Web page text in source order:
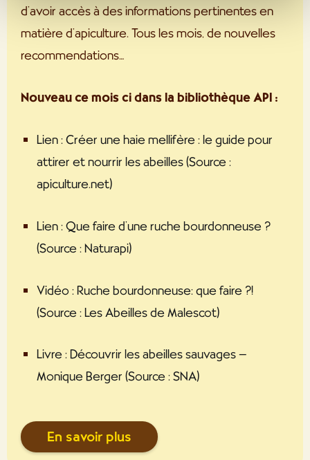
accru que les autorités américaines accèdent à vos
cookies nécessaires", seuls les cookies et mesures
techniquement nécessaires seront exécutés. Vous
celles-ci et vos options de révocation dans notre
détails".
d’avoir accès à des informations pertinentes en
matière d’apiculture.Tous les mois, de nouvelles
recommendations…
Nouveau ce mois ci dans la bibliothèque API :
Lien : Créer une haie mellifère : le guide pour
attirer et nourrir les abeilles (Source :
apiculture.net)
Lien : Que faire d’une ruche bourdonneuse ?
(Source : Naturapi)
Vidéo : Ruche bourdonneuse: que faire ?!
(Source : Les Abeilles de Malescot)
Livre : Découvrir les abeilles sauvages –
Monique Berger (Source : SNA)
En savoir plus